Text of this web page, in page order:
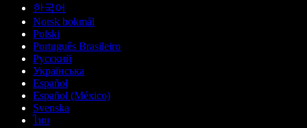
한국어
Norsk bokmål
Polski
Português Brasileiro
Русский
Українська
Español
Español (México)
Svenska
ไทย